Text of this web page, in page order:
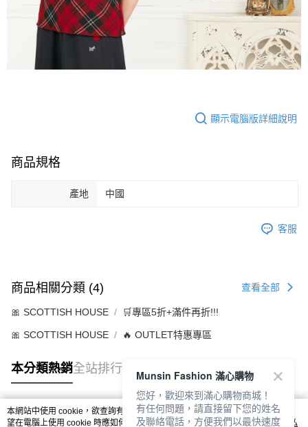
顯示電腦版詳細說明
商品規格
產地 中國
客服
商品相關分類 (4) 查看全部
🎀 SCOTTISH HOUSE 🛒專區5折+滿件再折!!!
🎀 SCOTTISH HOUSE 🔥 OUTLET特惠專區
本分類熱銷全站排行
熱門標籤
本網站中使用 cookie，欲查詢有關本網站使用 cookie 方式之詳情，及若您不希
望在電腦上使用 cookie 時應如何變更電腦的 cookie 設定，請參閱本網站「
隱私
Munsin Fashion 滿心購物
您好，歡迎來到滿心購物商城！
有任何問題，請直接留下您的姓名
及聯絡電話，方便我們以最快速度